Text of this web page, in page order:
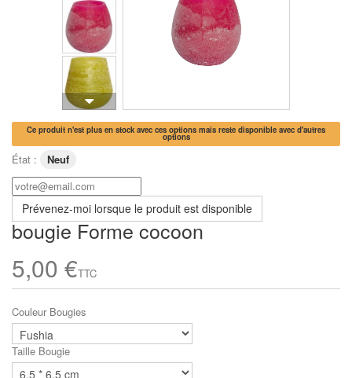
Ce produit n'est plus en stock avec ces options mais reste disponible avec d'autres
options
État : Neuf
Prévenez-moi lorsque le produit est disponible
bougie Forme cocoon
5,00 €TTC
Couleur Bougies
Taille Bougie